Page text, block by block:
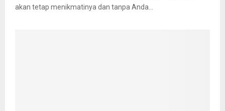
akan tetap menikmatinya dan tanpa Anda...